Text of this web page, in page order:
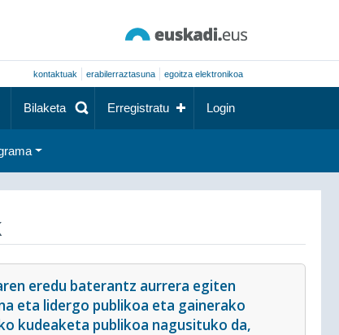
kontaktuak erabilerraztasuna egoitza elektronikoa
Bilaketa Erregistratu Login
eredu baterantz aurrera egiten
eta lidergo publikoa eta gainerako
kudeaketa publikoa nagusituko da,